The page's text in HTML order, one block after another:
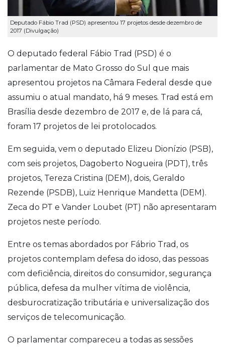
Deputado Fábio Trad (PSD) apresentou 17 projetos desde dezembro de
2017 (Divulgação)
O deputado federal Fábio Trad (PSD) é o
parlamentar de Mato Grosso do Sul que mais
apresentou projetos na Câmara Federal desde que
assumiu o atual mandato, há 9 meses. Trad está em
Brasília desde dezembro de 2017 e, de lá para cá,
foram 17 projetos de lei protolocados.
Em seguida, vem o deputado Elizeu Dionízio (PSB),
com seis projetos, Dagoberto Nogueira (PDT), três
projetos, Tereza Cristina (DEM), dois, Geraldo
Rezende (PSDB), Luiz Henrique Mandetta (DEM).
Zeca do PT e Vander Loubet (PT) não apresentaram
projetos neste período.
Entre os temas abordados por Fábrio Trad, os
projetos contemplam defesa do idoso, das pessoas
com deficiência, direitos do consumidor, segurança
pública, defesa da mulher vítima de violência,
desburocratização tributária e universalização dos
serviços de telecomunicação.
O parlamentar compareceu a todas as sessões